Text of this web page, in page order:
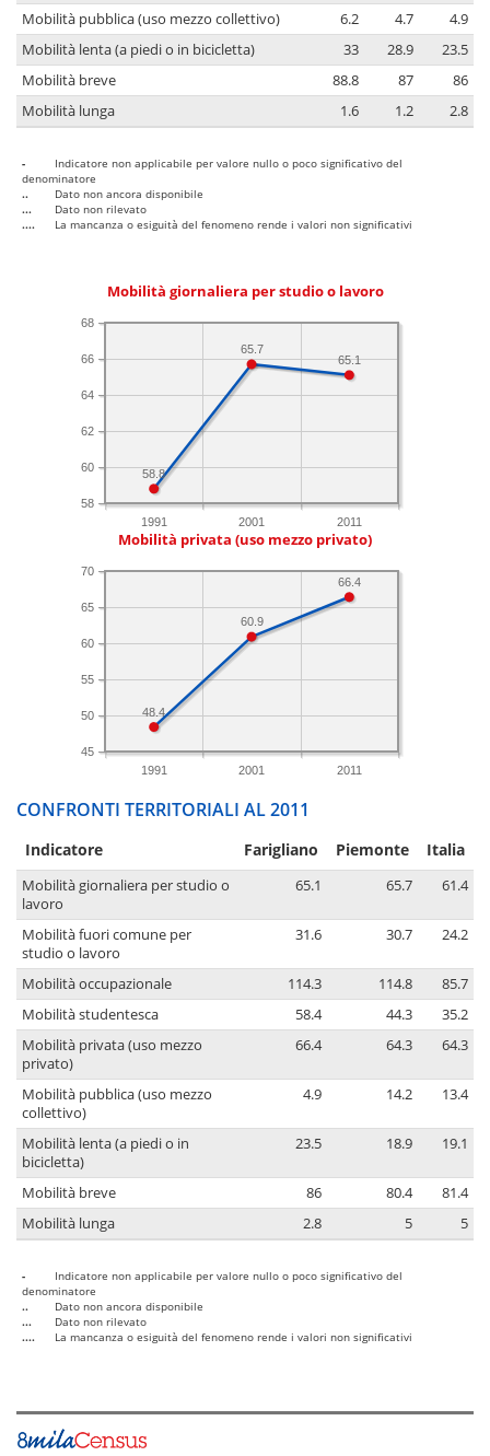
Mobilità pubblica (uso mezzo collettivo)
6.2 4.7
4.9
Mobilità lenta (a piedi o in bicicletta)
33 28.9
23.5
Mobilità breve
88.8 87
86
Mobilità lunga
1.6 1.2 2.8
-
Indicatore non applicabile per valore nullo o poco significativo del
denominatore
..
Dato non ancora disponibile
...
Dato non rilevato
....
La mancanza o esiguità del fenomeno rende i valori non significativi
Mobilità giornaliera per studio o lavoro
1991 2001 2011
58
60
62
64
66
68
65.1
65.7
58.8
Mobilità privata (uso mezzo privato)
1991 2001 2011
45
50
55
60
65
70
66.4
60.9
48.4
CONFRONTI TERRITORIALI AL 2011
Indicatore Farigliano Piemonte Italia
Mobilità giornaliera per studio o
lavoro
65.1 65.7 61.4
Mobilità fuori comune per
studio o lavoro
31.6 30.7 24.2
Mobilità occupazionale 114.3 114.8
85.7
Mobilità studentesca
58.4 44.3
35.2
Mobilità privata (uso mezzo
privato)
66.4 64.3 64.3
Mobilità pubblica (uso mezzo
collettivo)
4.9 14.2 13.4
Mobilità lenta (a piedi o in
bicicletta)
23.5 18.9 19.1
Mobilità breve 86 80.4
81.4
Mobilità lunga
2.8 5 5
-
Indicatore non applicabile per valore nullo o poco significativo del
denominatore
..
Dato non ancora disponibile
...
Dato non rilevato
....
La mancanza o esiguità del fenomeno rende i valori non significativi